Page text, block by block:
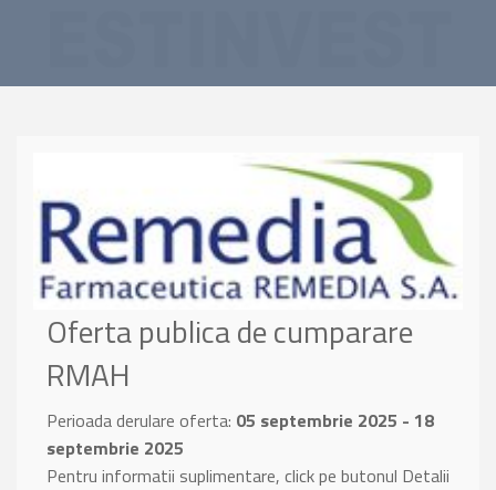
Oferta publica de cumparare
RMAH
Perioada derulare oferta: 05 septembrie 2025 - 18
septembrie 2025
Pentru informatii suplimentare, click pe butonul Detalii